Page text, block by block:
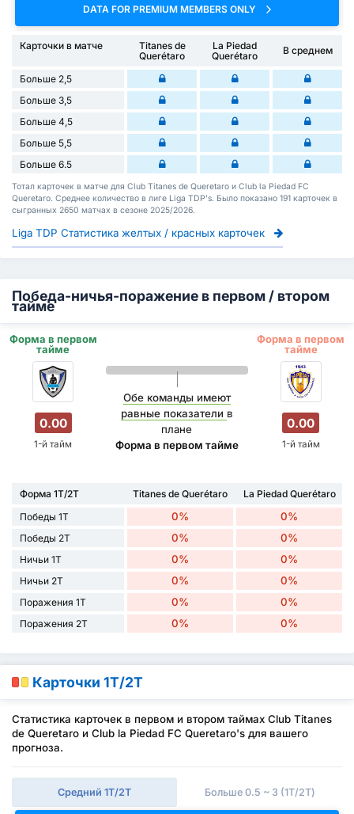
DATA FOR PREMIUM MEMBERS ONLY
Карточки в матче
Titanes de
Querétaro
La Piedad
Querétaro
В среднем
Больше 2,5
Больше 3,5
Больше 4,5
Больше 5,5
Больше 6.5
Тотал карточек в матче для Club Titanes de Queretaro и Club la Piedad FC
Queretaro. Среднее количество в лиге Liga TDP's. Было показано 191 карточек в
сыгранных 2650 матчах в сезоне 2025/2026.
Liga TDP Статистика желтых / красных карточек
Победа-ничья-поражение в первом / втором
тайме
Форма в первом
тайме
Форма в первом
тайме
0.00
1-й тайм
Обе команды имеют
равные показатели в
плане
Форма в первом тайме
0.00
1-й тайм
Форма 1Т/2Т Titanes de Querétaro
La Piedad Querétaro
Победы 1Т
0% 0%
Победы 2Т 0% 0%
Ничьи 1Т 0% 0%
Ничьи 2Т 0% 0%
Поражения 1Т 0% 0%
Поражения 2Т 0% 0%
Карточки 1Т/2Т
Статистика карточек в первом и втором таймах Club Titanes
de Queretaro и Club la Piedad FC Queretaro's для вашего
прогноза.
Средний 1Т/2Т Больше 0.5 ~ 3 (1Т/2Т)